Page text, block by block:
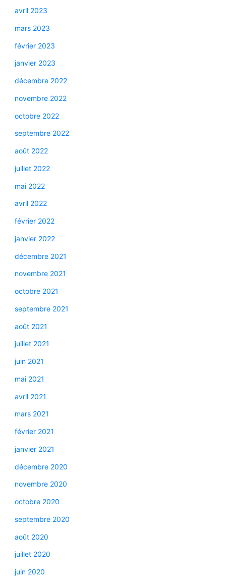
avril 2023
mars 2023
février 2023
janvier 2023
décembre 2022
novembre 2022
octobre 2022
septembre 2022
août 2022
juillet 2022
mai 2022
avril 2022
février 2022
janvier 2022
décembre 2021
novembre 2021
octobre 2021
septembre 2021
août 2021
juillet 2021
juin 2021
mai 2021
avril 2021
mars 2021
février 2021
janvier 2021
décembre 2020
novembre 2020
octobre 2020
septembre 2020
août 2020
juillet 2020
juin 2020